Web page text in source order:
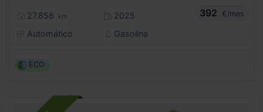
27.856 km
2025
Automático
Gasolina
392
€/mes
ECO